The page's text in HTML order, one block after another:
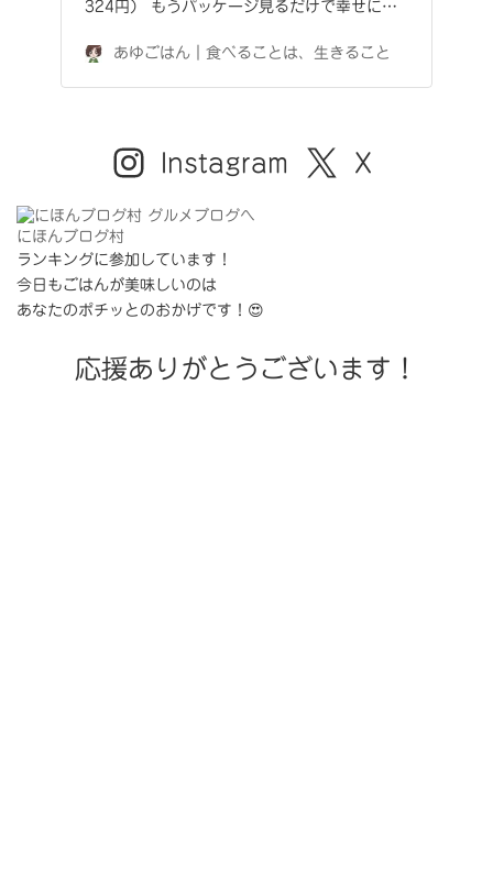
324円） もうパッケージ見るだけで幸せに…
あゆごはん｜食べることは、生きること
Instagram X
にほんブログ村
ランキングに参加しています！
今日もごはんが美味しいのは
あなたのポチッとのおかげです！😍
応援ありがとうございます！